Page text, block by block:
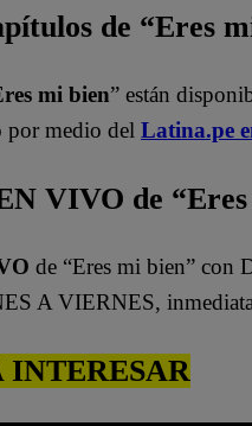
de “Eres
mi bien” están
por medio del Latina.pe
VIVO de
de “Eres mi bien” con
A VIERNES,
INTERESAR